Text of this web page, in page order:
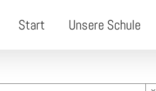
Start Unsere Schule